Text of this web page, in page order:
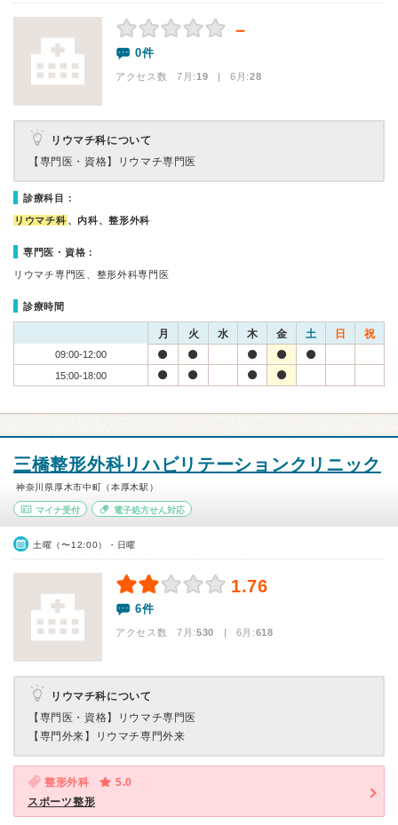
－
0件
アクセス数 7月:19 | 6月:28
リウマチ科について
【専門医・資格】
リウマチ専門医
診療科目：
リウマチ科 、内科、整形外科
専門医・資格：
リウマチ専門医、整形外科専門医
診療時間
月 火 水 木 金 土 日 祝
09:00-12:00
15:00-18:00
三橋整形外科リハビリテーションクリニック
神奈川県厚木市中町（本厚木駅）
マイナ受付 電子処方せん対応
土曜（〜12:00）・日曜
1.76
6件
アクセス数 7月:530 | 6月:618
リウマチ科について
【専門医・資格】
リウマチ専門医
【専門外来】
リウマチ専門外来
整形外科
5.0
スポーツ整形